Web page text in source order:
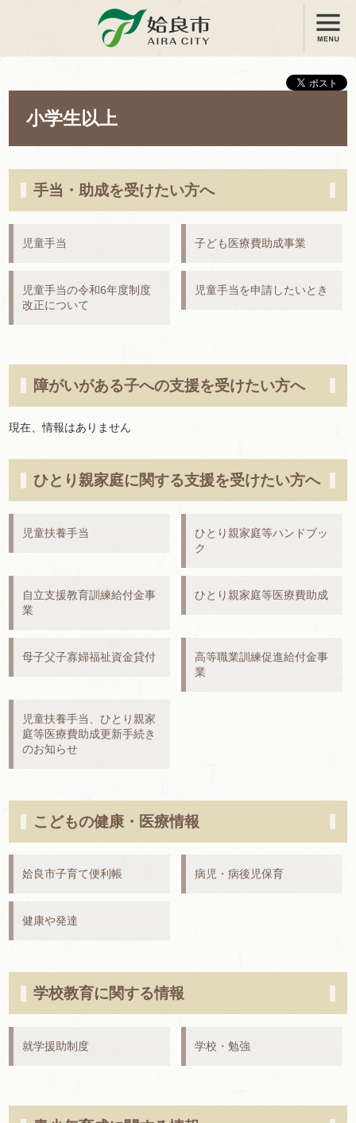
姶良市 メニュー
小学生以上
手当・助成を受けたい方へ
児童手当 子ども医療費助成事業
児童手当の令和6年度制度
改正について
児童手当を申請したいとき
障がいがある子への支援を受けたい方へ
現在、情報はありません
ひとり親家庭に関する支援を受けたい方へ
児童扶養手当
ひとり親家庭等ハンドブッ
ク
自立支援教育訓練給付金事
業
ひとり親家庭等医療費助成
母子父子寡婦福祉資金貸付
高等職業訓練促進給付金事
業
児童扶養手当、ひとり親家
庭等医療費助成更新手続き
のお知らせ
こどもの健康・医療情報
姶良市子育て便利帳 病児・病後児保育
健康や発達
学校教育に関する情報
就学援助制度 学校・勉強